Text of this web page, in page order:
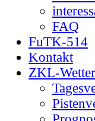
FAQ
FuTK-514
Kontakt
ZKL-Wetter